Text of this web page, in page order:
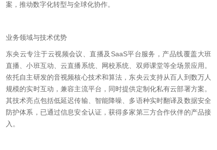
案，推动数字化转型与全球化协作。
业务领域与技术优势
东央云专注于云视频会议、直播及SaaS平台服务，产品线覆盖大班
直播、小班互动、云直播系统、网校系统、双师课堂等全场景应用。
依托自主研发的音视频核心技术和算法，东央云支持从百人到数万人
规模的实时互动，兼容主流平台，同时提供定制化私有云部署方案。
其技术亮点包括低延迟传输、智能降噪、多语种实时翻译及数据安全
防护体系，已通过信息安全认证，获得多家第三方合作伙伴的产品接
入。